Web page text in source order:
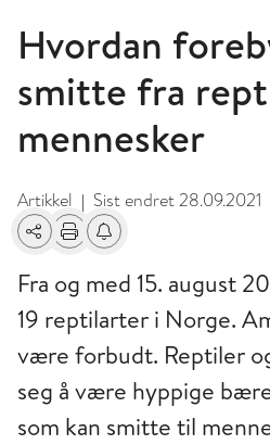
Hvordan
smitte fra
mennesker
Artikkel | Sist endret28.09.2021
Del Skriv utFå varsel om endringer
Fra og med 15. august
19 reptilarter i Norge.
være forbudt. Reptiler
seg å være hyppige
som kan smitte til